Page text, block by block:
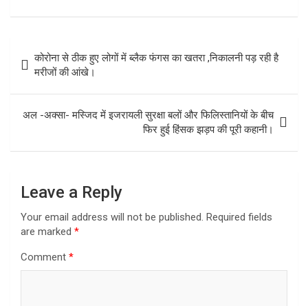
Post
navigation
कोरोना से ठीक हुए लोगों में ब्लैक फंगस का खतरा ,निकालनी पड़ रही है
मरीजों की आंखे।
अल -अक्सा- मस्जिद में इजरायली सुरक्षा बलों और फिलिस्तानियों के बीच
फिर हुई हिंसक झड़प की पूरी कहानी।
Leave a Reply
Your email address will not be published. Required fields
are marked *
Comment *